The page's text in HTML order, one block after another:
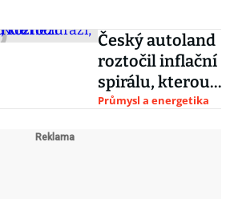
Český autoland
roztočil inflační
spirálu, kterou
nemusí přežít.
Průmysl a energetika